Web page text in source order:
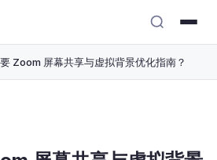
Zoom 屏幕共享与虚拟背景优化指南？